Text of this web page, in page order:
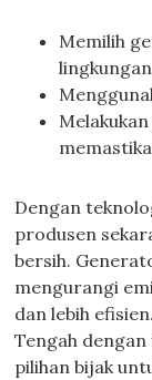
Memilih
Dengan
produsen
bersih.
mengurangi
dan lebih
Tengah
pilihan bijak